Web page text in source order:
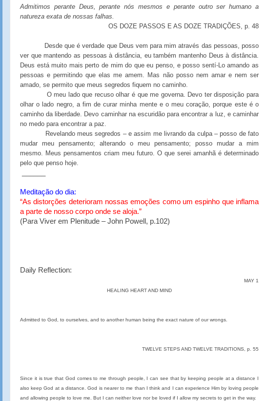
Admitimos perante Deus, perante nós mesmos e perante outro ser humano a
natureza exata de nossas falhas.
OS DOZE PASSOS E AS DOZE TRADIÇÕES, p. 48
Desde que é verdade que Deus vem para mim através das pessoas, posso
ver que mantendo as pessoas à distância, eu também mantenho Deus à distância.
Deus está muito mais perto de mim do que eu penso, e posso sentí-Lo amando as
pessoas e permitindo que elas me amem. Mas não posso nem amar e nem ser
amado, se permito que meus segredos fiquem no caminho.
O meu lado que recuso olhar é que me governa. Devo ter disposição para
olhar o lado negro, a fim de curar minha mente e o meu coração, porque este é o
caminho da liberdade. Devo caminhar na escuridão para encontrar a luz, e caminhar
no medo para encontrar a paz.
Revelando meus segredos – e assim me livrando da culpa – posso de fato
mudar meu pensamento; alterando o meu pensamento; posso mudar a mim
mesmo. Meus pensamentos criam meu futuro. O que serei amanhã é determinado
pelo que penso hoje.
Meditação do dia:
“As distorções deterioram nossas emoções como um espinho que inflama
a parte de nosso corpo onde se aloja.”
(Para Viver em Plenitude – John Powell, p.102)
Daily Reflection:
MAY 1
HEALING HEART AND MIND
Admitted to God, to ourselves, and to another human being the exact nature of our wrongs.
TWELVE STEPS AND TWELVE TRADITIONS, p. 55
Since it is true that God comes to me through people, I can see that by keeping people at a distance I
also keep God at a distance. God is nearer to me than I think and I can experience Him by loving people
and allowing people to love me. But I can neither love nor be loved if I allow my secrets to get in the way.